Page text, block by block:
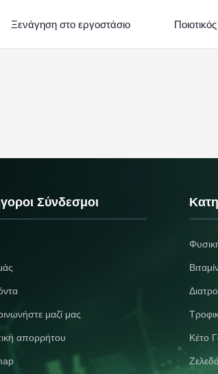
Ξενάγηση στο εργοστάσιο
Σύνδεσμοι
μαζί μας
απορρήτου Κέτο